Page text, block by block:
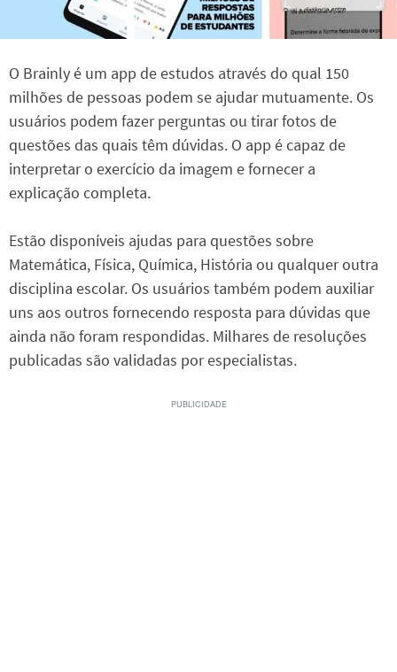
O Brainly é um app de estudos através do qual 150
milhões de pessoas podem se ajudar mutuamente. Os
usuários podem fazer perguntas ou tirar fotos de
questões das quais têm dúvidas. O app é capaz de
interpretar o exercício da imagem e fornecer a
explicação completa.
Estão disponíveis ajudas para questões sobre
Matemática, Física, Química, História ou qualquer outra
disciplina escolar. Os usuários também podem auxiliar
uns aos outros fornecendo resposta para dúvidas que
ainda não foram respondidas. Milhares de resoluções
publicadas são validadas por especialistas.